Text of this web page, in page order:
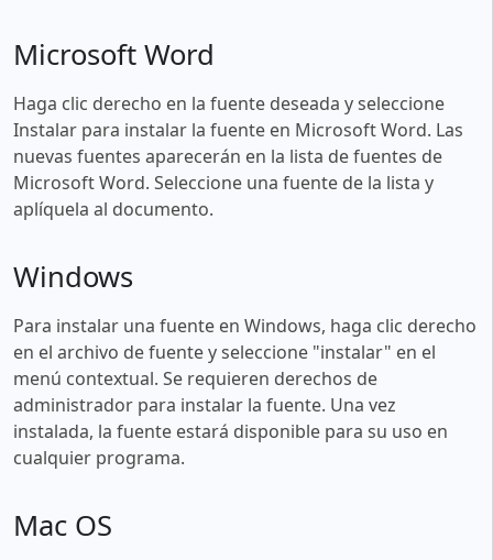
Microsoft Word
Haga clic derecho en la fuente deseada y seleccione
Instalar para instalar la fuente en Microsoft Word. Las
nuevas fuentes aparecerán en la lista de fuentes de
Microsoft Word. Seleccione una fuente de la lista y
aplíquela al documento.
Windows
Para instalar una fuente en Windows, haga clic derecho
en el archivo de fuente y seleccione "instalar" en el
menú contextual. Se requieren derechos de
administrador para instalar la fuente. Una vez
instalada, la fuente estará disponible para su uso en
cualquier programa.
Mac OS